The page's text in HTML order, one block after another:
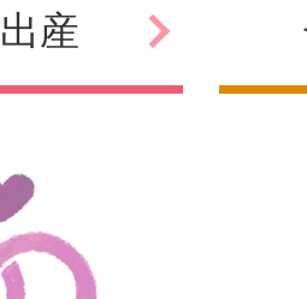
出産